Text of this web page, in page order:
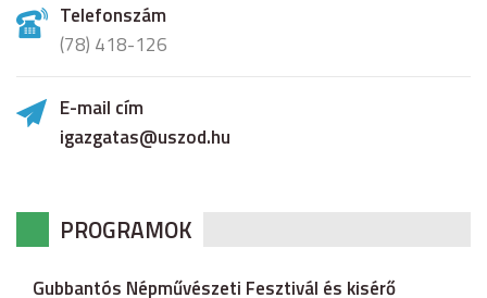
Telefonszám
(78) 418-126
E-mail cím
igazgatas@uszod.hu
PROGRAMOK
Gubbantós Népművészeti Fesztivál és kisérő